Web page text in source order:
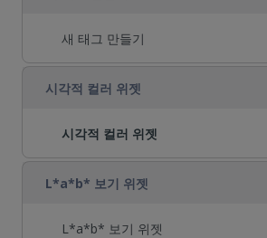
새 태그 만들기
시각적 컬러 위젯
시각적 컬러 위젯
L*a*b* 보기 위젯
L*a*b* 보기 위젯